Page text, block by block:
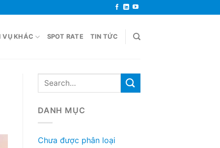
VỤ KHÁC SPOT RATE TIN TỨC
DANH MỤC
Chưa được phân loại